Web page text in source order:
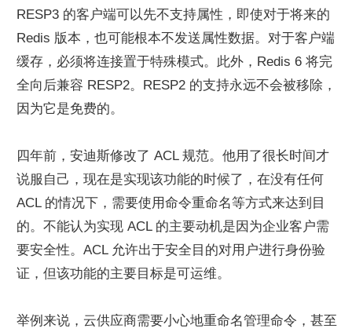
RESP3 的客户端可以先不支持属性，即使对于将来的
Redis 版本，也可能根本不发送属性数据。对于客户端
缓存，必须将连接置于特殊模式。此外，Redis 6 将完
全向后兼容 RESP2。RESP2 的支持永远不会被移除，
因为它是免费的。
四年前，安迪斯修改了 ACL 规范。他用了很长时间才
说服自己，现在是实现该功能的时候了，在没有任何
ACL 的情况下，需要使用命令重命名等方式来达到目
的。不能认为实现 ACL 的主要动机是因为企业客户需
要安全性。ACL 允许出于安全目的对用户进行身份验
证，但该功能的主要目标是可运维。
举例来说，云供应商需要小心地重命名管理命令，甚至